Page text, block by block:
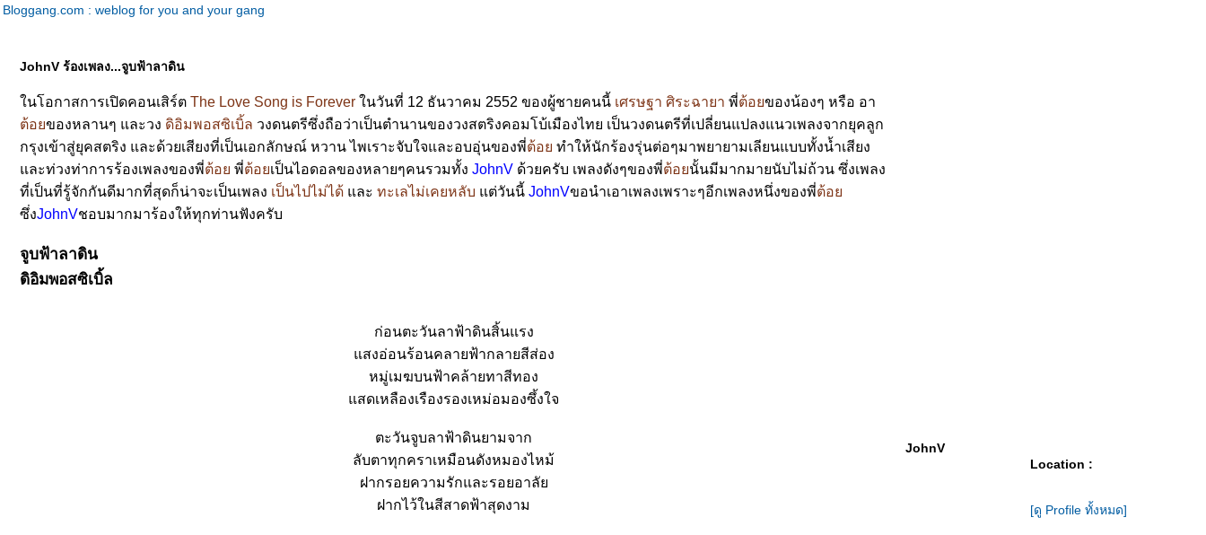
Bloggang.com : weblog for you and your gang
JohnV ร้องเพลง...จูบฟ้าลาดิน
นโอกาสการเปิดคอนเสิร์ต The Love Song is Forever นวันที่ 12 ธันวาคม 2552 ของผู้ชายคนนี้ เศรษฐา ศิระฉายา พี่ต้อของน้องๆ หรือ อา
ต้อของหลานๆ และวง ดิอิมพอสซิเบิ้ล วงดนตรีซึ่งถือว่าเป็นตำนานของวงสตริงคอมโบ้เมืองไทย เป็นวงดนตรีที่เปลี่ยนแปลงแนวเพลงจากยุคลูก
กรุงเข้าสู่ยุคสตริง และด้วยเสียงที่เป็นเอกลักษณ์ หวาน ไพเราะจับใจและอบอุ่นของพี่ต้อ ทำให้นักร้องรุ่นต่อๆมาพยายามเลียนแบบทั้งน้ำเสียง
ละท่วงท่าการร้องเพลงของพี่ต้อ พี่ต้อเป็นไอดอลของหลายๆคนรวมทั้ง JohnV ด้วยครับ เพลงดังๆของพี่ต้อนั้นมีมากมายนับไม่ถ้วน ซึ่งเพลง
ที่เป็นที่รู้จักกันดีมากที่สุดก็น่าจะเป็นเพลง เป็นไปไม่ได้ ละ ทะเลไม่เคยหลับ ต่วันนี้ JohnVขอนำเอาเพลงเพราะๆอีกเพลงหนึ่งของพี่ต้อ
ซึ่งJohnVชอบมากมาร้องให้ทุกท่านฟังครับ
จูบฟ้าลาดิน
ดิอิมพอสซิเบิ้ล
ก่อนตะวันลาฟ้าดินสิ้นแรง
สงอ่อนร้อนคลายฟ้ากลายสีส่อง
หมู่เมฆบนฟ้าคล้ายทาสีทอง
สดเหลืองเรืองรองเหม่อมองซึ้งใจ
ตะวันจูบลาฟ้าดินยามจาก
ลับตาทุกคราเหมือนดังหมองไหม้
ฝากรอยความรักและรอยอาลั
ฝากไว้ในสีสาดฟ้าสุดงาม
JohnV
Location :
[ดู Profile ทั้งหมด]